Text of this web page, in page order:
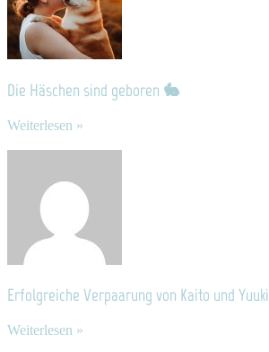
Die Häschen sind geboren 🐇
Weiterlesen »
Erfolgreiche Verpaarung von Kaito und Yuuki
Weiterlesen »